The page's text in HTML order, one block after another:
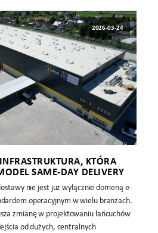
2026-03-24
KTÓRA
SAME-DAY DELIVERY
nie jest już wyłącznie domeną e-
operacyjnym w wielu branżach.
zmianę w projektowaniu łańcuchów
od dużych, centralnych